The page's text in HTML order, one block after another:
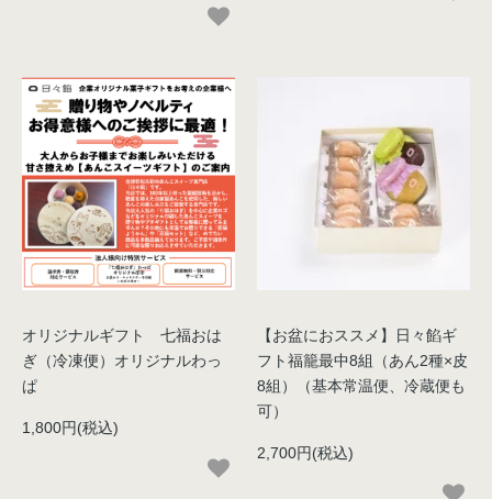
オリジナルギフト 七福おは
ぎ（冷凍便）オリジナルわっ
ぱ
1,800円(税込)
【お盆におススメ】日々餡ギ
フト福籠最中8組（あん2種×皮
8組）（基本常温便、冷蔵便も
可）
2,700円(税込)